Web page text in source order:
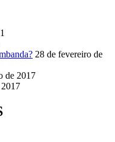
28 de fevereiro de
de 2017